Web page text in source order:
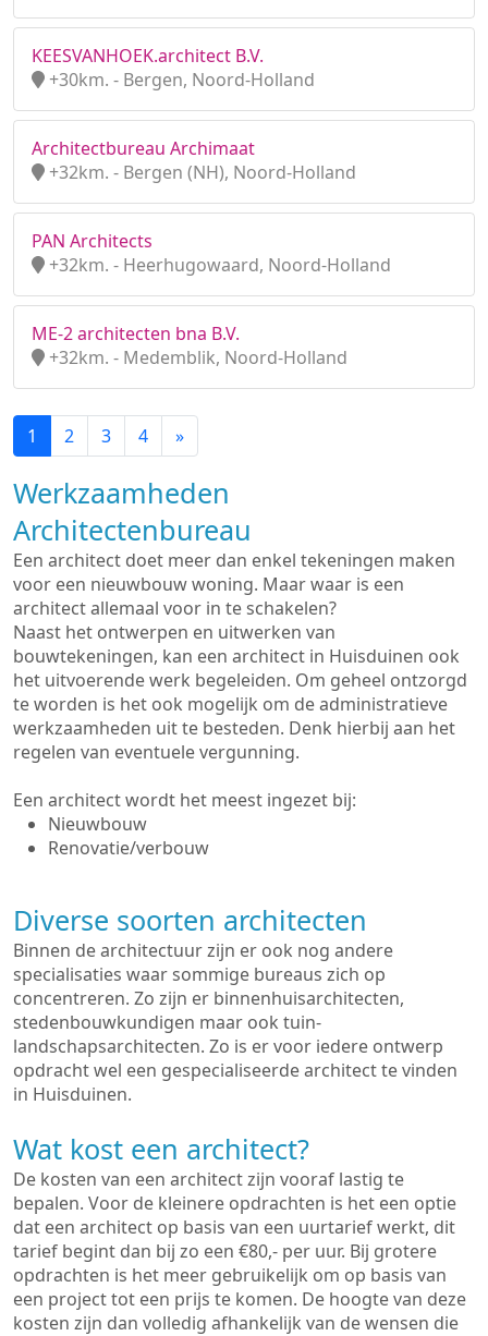
KEESVANHOEK.architect B.V.
+30km. - Bergen, Noord-Holland
Architectbureau Archimaat
+32km. - Bergen (NH), Noord-Holland
PAN Architects
+32km. - Heerhugowaard, Noord-Holland
ME-2 architecten bna B.V.
+32km. - Medemblik, Noord-Holland
1 2 3 4 »
Werkzaamheden
Architectenbureau
Een architect doet meer dan enkel tekeningen maken
voor een nieuwbouw woning. Maar waar is een
architect allemaal voor in te schakelen?
Naast het ontwerpen en uitwerken van
bouwtekeningen, kan een architect in Huisduinen ook
het uitvoerende werk begeleiden. Om geheel ontzorgd
te worden is het ook mogelijk om de administratieve
werkzaamheden uit te besteden. Denk hierbij aan het
regelen van eventuele vergunning.
Een architect wordt het meest ingezet bij:
Nieuwbouw
Renovatie/verbouw
Diverse soorten architecten
Binnen de architectuur zijn er ook nog andere
specialisaties waar sommige bureaus zich op
concentreren. Zo zijn er binnenhuisarchitecten,
stedenbouwkundigen maar ook tuin-
landschapsarchitecten. Zo is er voor iedere ontwerp
opdracht wel een gespecialiseerde architect te vinden
in Huisduinen.
Wat kost een architect?
De kosten van een architect zijn vooraf lastig te
bepalen. Voor de kleinere opdrachten is het een optie
dat een architect op basis van een uurtarief werkt, dit
tarief begint dan bij zo een €80,- per uur. Bij grotere
opdrachten is het meer gebruikelijk om op basis van
een project tot een prijs te komen. De hoogte van deze
kosten zijn dan volledig afhankelijk van de wensen die